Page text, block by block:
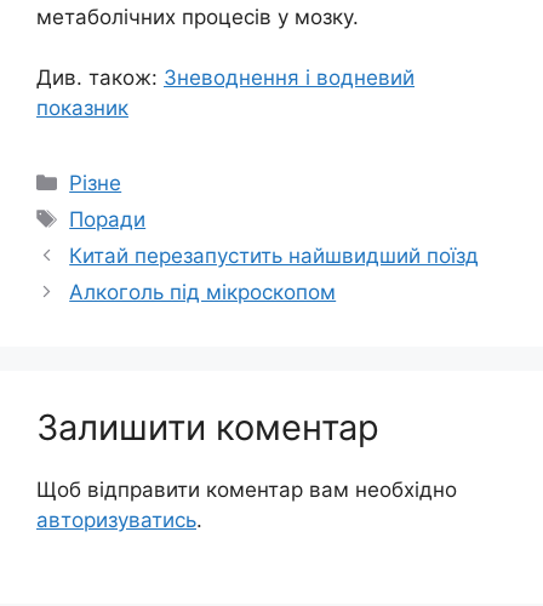
метаболічних процесів у мозку.
Див. також: Зневоднення і водневий
показник
Категорії
Різне
Позначки
Поради
Китай перезапустить найшвидший поїзд
Алкоголь під мікроскопом
Залишити коментар
Щоб відправити коментар вам необхідно
авторизуватись.